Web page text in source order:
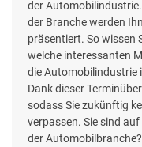
der
der Branche werden
präsentiert. So wissen
welche interessanten
die Automobilindustrie
Dank dieser
sodass Sie zukünftig
verpassen. Sie sind
der